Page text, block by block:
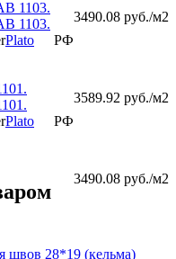
3490.08 руб./м2
РФ
Plato
3589.92 руб./м2
РФ
Plato
3490.08 руб./м2